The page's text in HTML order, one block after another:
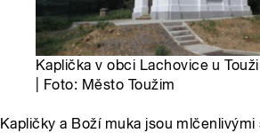
Kaplička v obci Lachovice u
| Foto: Město Toužim
Kapličky a Boží muka jsou